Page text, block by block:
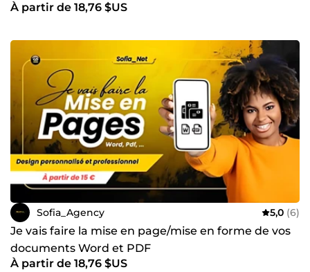
À partir de 18,76 $US
Sofia_Agency 5,0 (6)
Je vais faire la mise en page/mise en forme de vos
documents Word et PDF
À partir de 18,76 $US